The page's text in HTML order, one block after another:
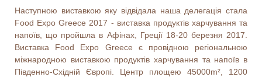
Наступною виставкою яку відвідала наша делегація стала
Food Expo Greece 2017 - виставка продуктів харчування та
напоїв, що пройшла в Афінах, Греції 18-20 березня 2017.
Виставка Food Expo Greece є провідною регіональною
міжнародною виставкою продуктів харчування та напоїв в
Південно-Східній Європі. Центр площею 45000m², 1200